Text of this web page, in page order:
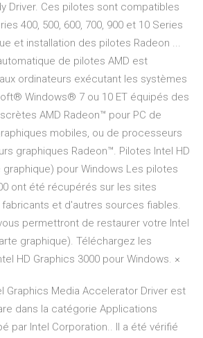
Driver. Ces pilotes sont compatibles
400, 500, 600, 700, 900 et 10 Series
et installation des pilotes Radeon ...
de pilotes AMD est
ordinateurs exécutant les systèmes
Windows® 7 ou 10 ET équipés des
AMD Radeon™ pour PC de
mobiles, ou de processeurs
graphiques Radeon™. Pilotes Intel HD
graphique) pour Windows Les pilotes
ont été récupérés sur les sites
et d'autres sources fiables.
permettront de restaurer votre Intel
graphique). Téléchargez les
HD Graphics 3000 pour Windows. ×
Graphics Media Accelerator Driver est
dans la catégorie Applications
par Intel Corporation.. Il a été vérifié